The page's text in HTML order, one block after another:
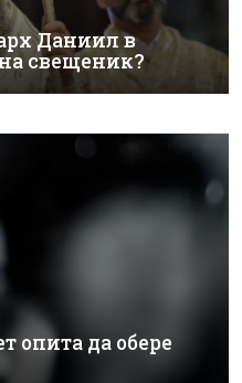
Даниил в
свещеник?
опита да обере